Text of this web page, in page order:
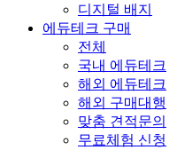
디지털 배지
에듀테크 구매
전체
국내 에듀테크
해외 에듀테크
해외 구매대행
맞춤 견적문의
무료체험 신청